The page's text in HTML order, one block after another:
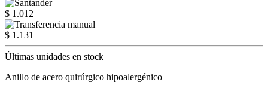
$ 1.012
$ 1.131
Últimas unidades en stock
Anillo de acero quirúrgico hipoalergénico